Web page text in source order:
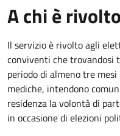
A chi è rivolto
Il servizio è rivolto agli
conviventi che trovandosi
periodo di almeno tre
mediche, intendono
residenza la volontà di
in occasione di elezioni